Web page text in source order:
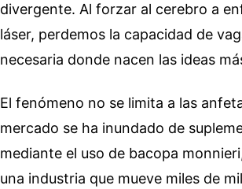
divergente. Al forzar al cerebro a
láser, perdemos la capacidad de
necesaria donde nacen las ideas
El fenómeno no se limita a las
mercado se ha inundado de
mediante el uso de bacopa
una industria que mueve miles de